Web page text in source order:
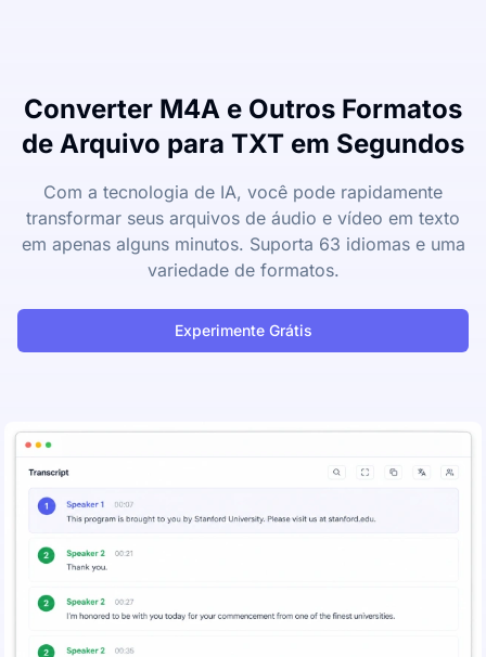
Converter M4A e Outros Formatos
de Arquivo para TXT em Segundos
Com a tecnologia de IA, você pode rapidamente
transformar seus arquivos de áudio e vídeo em texto
em apenas alguns minutos. Suporta 63 idiomas e uma
variedade de formatos.
Experimente Grátis